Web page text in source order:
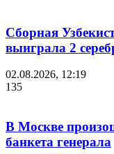
Сборная
выиграла 2
02.08.2026, 12:19
135
В Москве
банкета генерала